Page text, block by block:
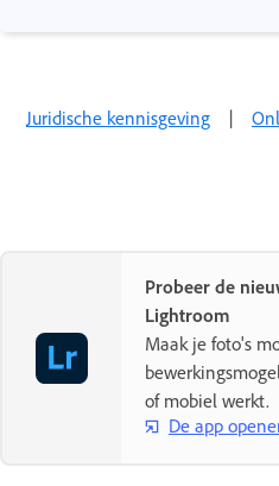
Juridische kennisgeving |
Probeer de
Lightroom
Maak je foto's
of mobiel werkt.
De app